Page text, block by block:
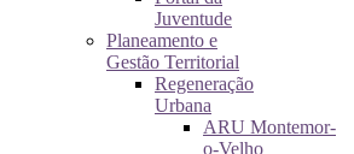
Juventude
Planeamento e
Gestão Territorial
Regeneração
Urbana
ARU Montemor-
o-Velho